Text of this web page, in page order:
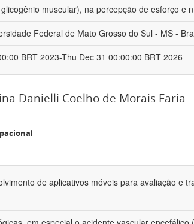
muscular), na percepção de esforço e n
Federal de Mato Grosso do Sul - MS -
BRT 2023-Thu Dec 31 00:00:00 BRT 2026
Danielli Coelho de Morais Faria
de aplicativos móveis para avaliação e